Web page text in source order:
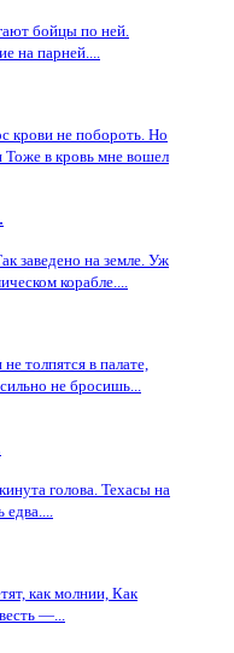
бойцы по ней.
на парней....
крови не побороть. Но
Тоже в кровь мне вошел
заведено на земле. Уж
корабле....
толпятся в палате,
не бросишь...
голова. Техасы на
едва....
как молнии, Как
—...